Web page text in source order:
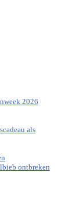
2026
als
ontbreken